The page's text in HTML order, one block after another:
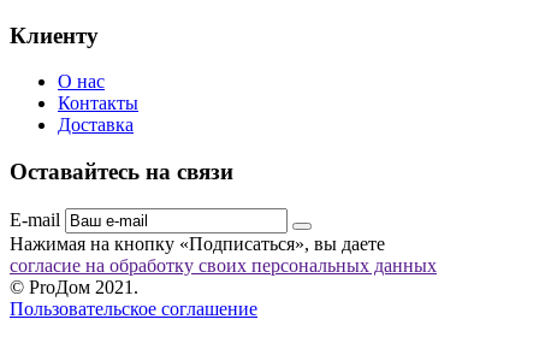
Клиенту
О нас
Контакты
Доставка
Оставайтесь на связи
E-mail
Нажимая на кнопку «Подписаться», вы даете
согласие на обработку своих персональных данных
© ProДом 2021.
Пользовательское соглашение